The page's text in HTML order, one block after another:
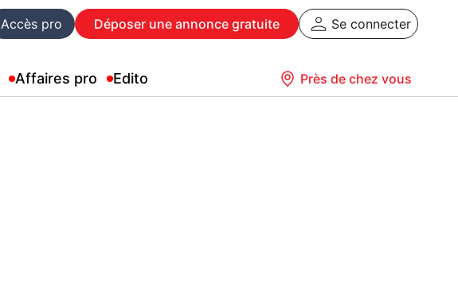
Accès pro Déposer une annonce gratuite Se connecter
Affaires pro Edito Près de chez vous